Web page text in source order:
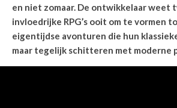
en niet zomaar. De ontwikkelaar weet
invloedrijke RPG’s ooit om te vormen
eigentijdse avonturen die hun
maar tegelijk schitteren met moderne